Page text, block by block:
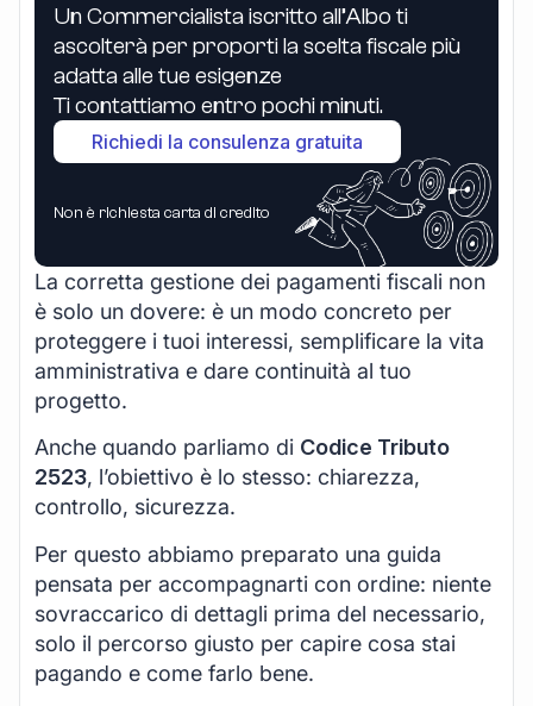
Un Commercialista iscritto all’Albo ti
ascolterà per proporti la scelta fiscale più
adatta alle tue esigenze
Ti contattiamo entro pochi minuti.
Richiedi la consulenza gratuita
Non è richiesta carta di credito
La corretta gestione dei pagamenti fiscali non
è solo un dovere: è un modo concreto per
proteggere i tuoi interessi, semplificare la vita
amministrativa e dare continuità al tuo
progetto.
Anche quando parliamo di Codice Tributo
2523, l’obiettivo è lo stesso: chiarezza,
controllo, sicurezza.
Per questo abbiamo preparato una guida
pensata per accompagnarti con ordine: niente
sovraccarico di dettagli prima del necessario,
solo il percorso giusto per capire cosa stai
pagando e come farlo bene.